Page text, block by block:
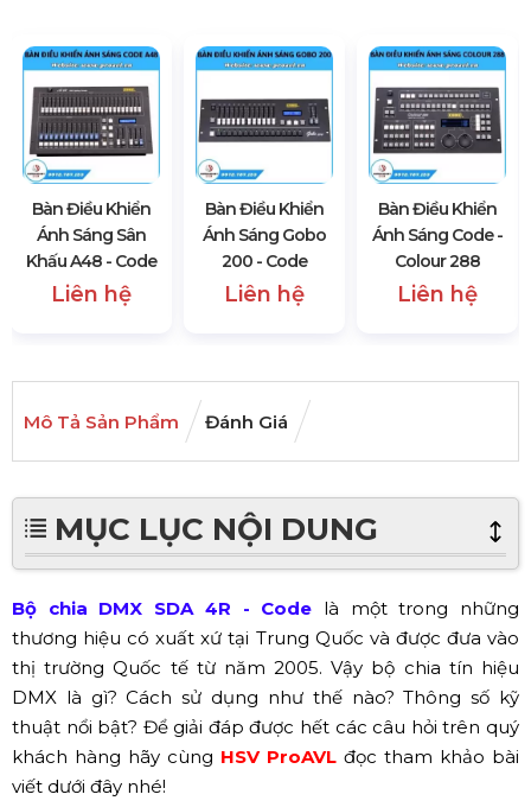
Bàn Điều Khiển
Ánh Sáng Sân
Khấu A48 - Code
Liên hệ
Bàn Điều Khiển
Ánh Sáng Gobo
200 - Code
Liên hệ
Bàn Điều Khiển
Ánh Sáng Code -
Colour 288
Liên hệ
Mô Tả Sản Phẩm Đánh Giá
MỤC LỤC NỘI DUNG
Bộ chia DMX SDA 4R - Code là một trong những
thương hiệu có xuất xứ tại Trung Quốc và được đưa vào
thị trường Quốc tế từ năm 2005. Vậy bộ chia tín hiệu
DMX là gì? Cách sử dụng như thế nào? Thông số kỹ
thuật nổi bật? Để giải đáp được hết các câu hỏi trên quý
khách hàng hãy cùng HSV ProAVL đọc tham khảo bài
viết dưới đây nhé!